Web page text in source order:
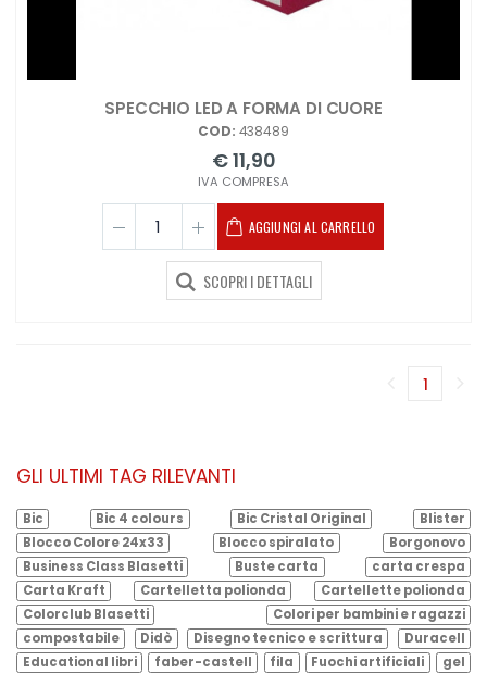
SPECCHIO LED A FORMA DI CUORE
COD: 438489
€ 11,90
IVA COMPRESA
AGGIUNGI AL CARRELLO
SCOPRI I DETTAGLI
1
GLI ULTIMI TAG RILEVANTI
Bic Bic 4 colours Bic Cristal Original
Blister
Blocco Colore 24x33
Blocco spiralato
Borgonovo
Business Class Blasetti
Buste carta
carta crespa
Carta Kraft
Cartelletta polionda
Cartellette polionda
Colorclub Blasetti
Colori per bambini e ragazzi
compostabile
Didò Disegno tecnico e scrittura
Duracell
Educational libri
faber-castell fila Fuochi artificiali
gel